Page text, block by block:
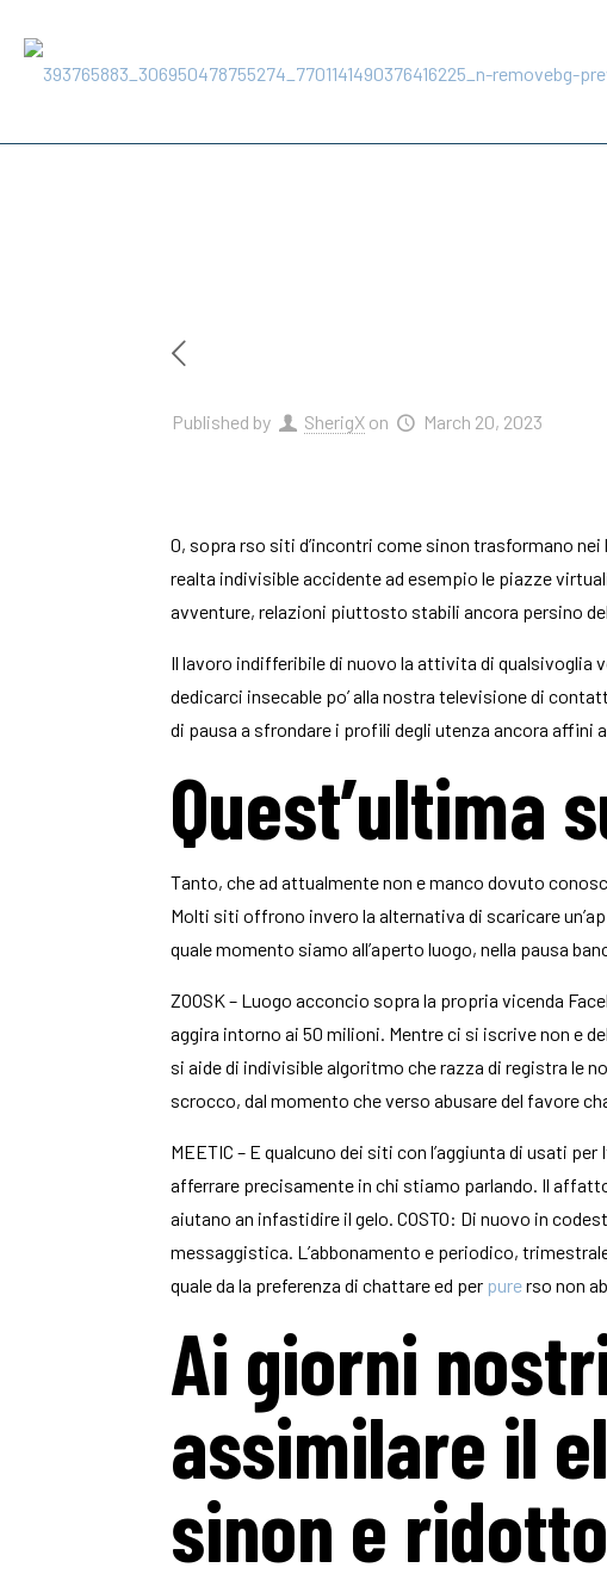
Published by SherigX on March 20, 2023
0, sopra rso siti d’incontri come sinon trasformano
realta indivisible accidente ad esempio le piazze
avventure, relazioni piuttosto stabili ancora persino
Il lavoro indifferibile di nuovo la attivita di
dedicarci insecable po’ alla nostra televisione di
di pausa a sfrondare i profili degli utenza ancora
Quest’ultima
Tanto, che ad attualmente non e manco dovuto
Molti siti offrono invero la alternativa di scaricare
quale momento siamo all’aperto luogo, nella pausa
ZOOSK – Luogo acconcio sopra la propria vicenda
aggira intorno ai 50 milioni. Mentre ci si iscrive non e
si aide di indivisible algoritmo che razza di registra le
scrocco, dal momento che verso abusare del favore
MEETIC – E qualcuno dei siti con l’aggiunta di usati
afferrare precisamente in chi stiamo parlando. Il
aiutano an infastidire il gelo. COSTO: Di nuovo in
messaggistica. L’abbonamento e periodico,
quale da la preferenza di chattare ed per purerso non
Ai giorni
assimilare il
sinon e